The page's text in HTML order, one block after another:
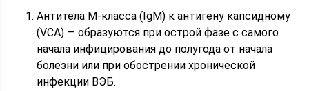
Антитела М-класса (IgM) к антигену капсидному
(VCA) — образуются при острой фазе с самого
начала инфицирования до полугода от начала
болезни или при обострении хронической
инфекции ВЭБ.